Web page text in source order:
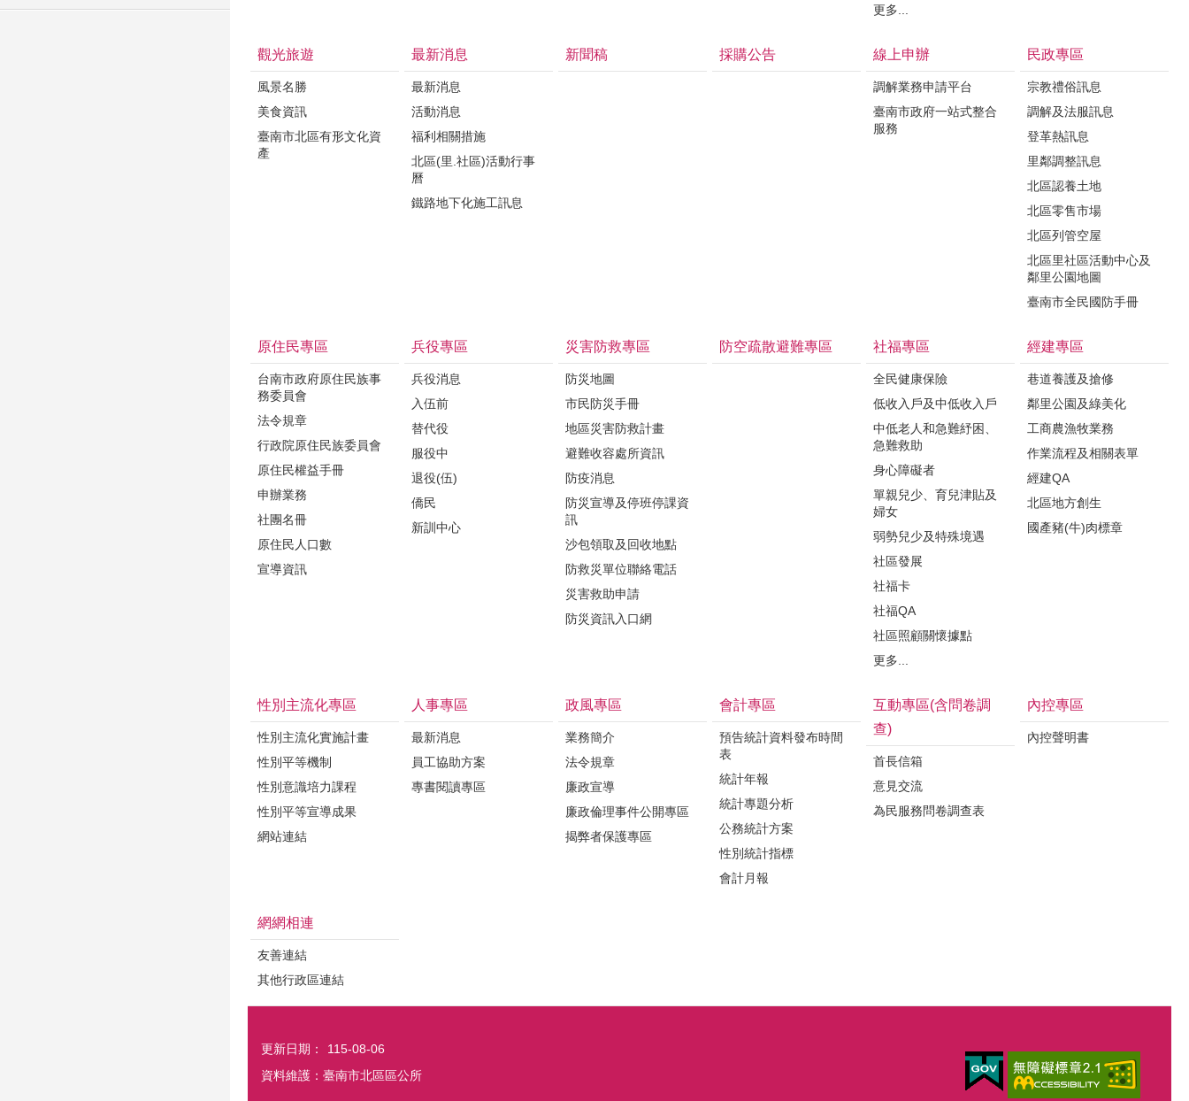
更多...
觀光旅遊
風景名勝
美食資訊
臺南市北區有形文化資
產
最新消息
最新消息
活動消息
福利相關措施
北區(里.社區)活動行事
曆
鐵路地下化施工訊息
新聞稿 採購公告 線上申辦
調解業務申請平台
臺南市政府一站式整合
服務
民政專區
宗教禮俗訊息
調解及法服訊息
登革熱訊息
里鄰調整訊息
北區認養土地
北區零售市場
北區列管空屋
北區里社區活動中心及
鄰里公園地圖
臺南市全民國防手冊
原住民專區
台南市政府原住民族事
務委員會
法令規章
行政院原住民族委員會
原住民權益手冊
申辦業務
社團名冊
原住民人口數
宣導資訊
兵役專區
兵役消息
入伍前
替代役
服役中
退役(伍)
僑民
新訓中心
災害防救專區
防災地圖
市民防災手冊
地區災害防救計畫
避難收容處所資訊
防疫消息
防災宣導及停班停課資
訊
沙包領取及回收地點
防救災單位聯絡電話
災害救助申請
防災資訊入口網
防空疏散避難專區 社福專區
全民健康保險
低收入戶及中低收入戶
中低老人和急難紓困、
急難救助
身心障礙者
單親兒少、育兒津貼及
婦女
弱勢兒少及特殊境遇
社區發展
社福卡
社福QA
社區照顧關懷據點
更多...
經建專區
巷道養護及搶修
鄰里公園及綠美化
工商農漁牧業務
作業流程及相關表單
經建QA
北區地方創生
國產豬(牛)肉標章
性別主流化專區
性別主流化實施計畫
性別平等機制
性別意識培力課程
性別平等宣導成果
網站連結
人事專區
最新消息
員工協助方案
專書閱讀專區
政風專區
業務簡介
法令規章
廉政宣導
廉政倫理事件公開專區
揭弊者保護專區
會計專區
預告統計資料發布時間
表
統計年報
統計專題分析
公務統計方案
性別統計指標
會計月報
互動專區(含問卷調
查)
首長信箱
意見交流
為民服務問卷調查表
內控專區
內控聲明書
網網相連
友善連結
其他行政區連結
更新日期：
115-08-06
資料維護：臺南市北區區公所